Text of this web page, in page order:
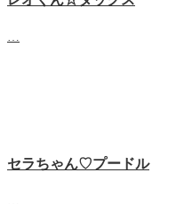
セラちゃん♡プードル